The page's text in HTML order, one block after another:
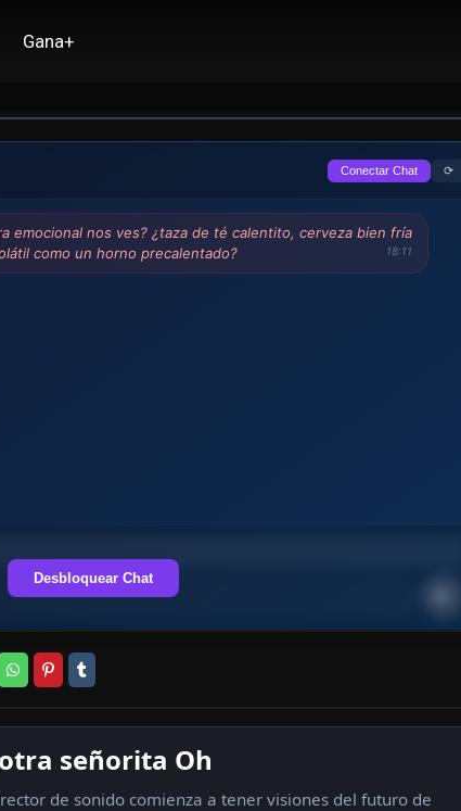
Gana+
Conectar Chat ⟳
emocional nos ves? ¿taza de té calentito, cerveza bien fría
como un horno precalentado?
18:11
Desbloquear Chat
señorita Oh
de sonido comienza a tener visiones del futuro de